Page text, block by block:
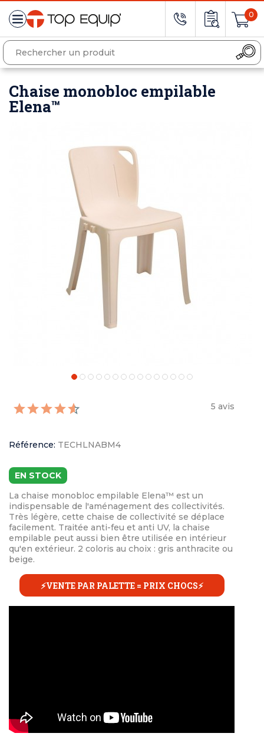
0
Chaise monobloc empilable
Elena™
5 avis
Référence: TECHLNABM4
EN STOCK
La chaise monobloc empilable Elena™ est un
indispensable de l'aménagement des collectivités.
Très légère, cette chaise de collectivité se déplace
facilement. Traitée anti-feu et anti UV, la chaise
empilable peut aussi bien être utilisée en intérieur
qu'en extérieur. 2 coloris au choix : gris anthracite ou
beige.
⚡VENTE PAR PALETTE = PRIX CHOCS⚡